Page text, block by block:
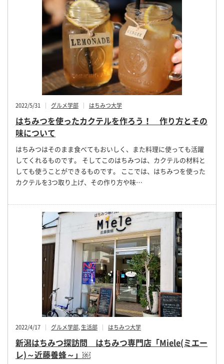
2022/5/31 グルメ学部 はちみつ大学
はちみつを使ったカクテルを作ろう！ 作り方とその
味について
はちみつはそのまま食べてもおいしく、また料理に使っても活躍
してくれるものです。 そしてこのはちみつは、カクテルの材料と
しても使うことができるものです。 ここでは、はちみつを使った
カクテルを3つ取り上げ、その作り方や味…
2022/4/17 グルメ学部,生活部 はちみつ大学
新潟はちみつ探訪問 はちみつ専門店「Miele(ミエー
レ)～近藤養蜂～」￼